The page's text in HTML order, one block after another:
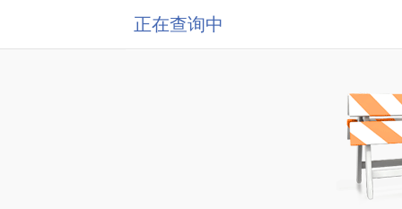
正在查询中